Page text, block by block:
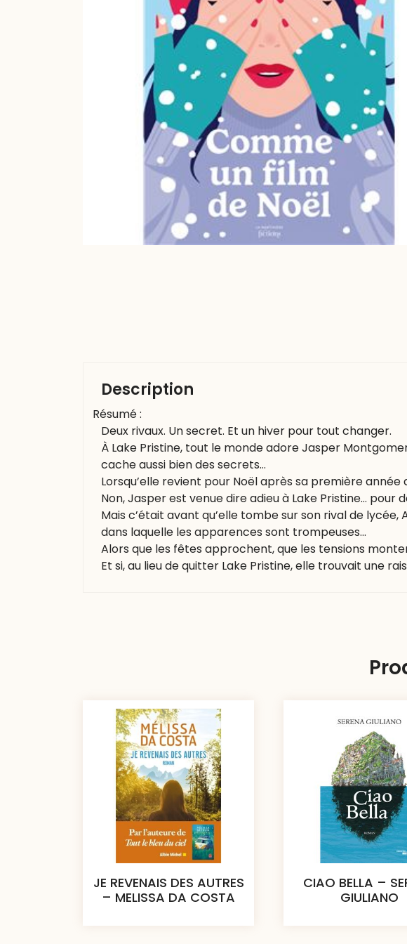
Description
Résumé :
Deux rivaux. Un secret. Et un hiver pour tout changer.
À Lake Pristine, tout le monde adore Jasper
cache aussi bien des secrets…
Lorsqu’elle revient pour Noël après sa première
Non, Jasper est venue dire adieu à Lake Pristine… pour
Mais c’était avant qu’elle tombe sur son rival de
dans laquelle les apparences sont trompeuses…
Alors que les fêtes approchent, que les tensions
Et si, au lieu de quitter Lake Pristine, elle trouvait une
JE REVENAIS DES AUTRES
– MELISSA DA COSTA
CIAO BELLA –
GIULIANO